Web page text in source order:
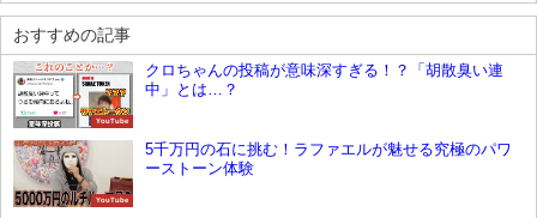
おすすめの記事
YouTube
クロちゃんの投稿が意味深すぎる！？「胡散臭い連
中」とは…？
YouTube
5千万円の石に挑む！ラファエルが魅せる究極のパワ
ーストーン体験